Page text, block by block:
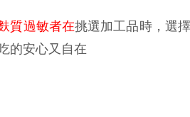
質過敏者在挑選加工品時，選擇
的安心又自在